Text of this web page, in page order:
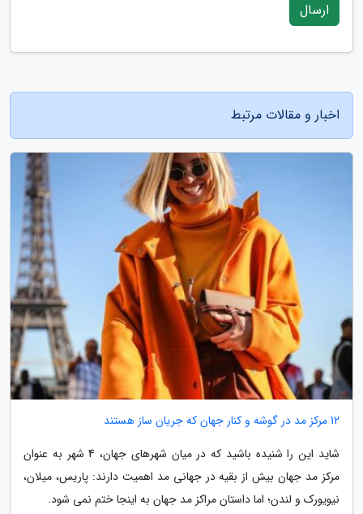
ارسال
اخبار و مقالات مرتبط
12 مرکز مد در گوشه و کنار جهان که جریان ساز هستند
شاید این را شنیده باشید که در میان شهرهای جهان، 4 شهر به عنوان
مرکز مد جهان بیش از بقیه در جهانی مد اهمیت دارند: پاریس، میلان،
نیویورک و لندن؛ اما داستان مراکز مد جهان به اینجا ختم نمی شود.